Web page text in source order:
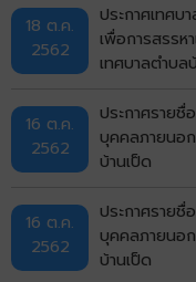
18 ต.ค.
2562
ประกาศเทศ
เพื่อการสรรห
เทศบาลตำบล
16 ต.ค.
2562
ประกาศรายชื่
บุคคลภายนอ
บ้านเป็ด
16 ต.ค.
2562
ประกาศรายชื่
บุคคลภายนอ
บ้านเป็ด